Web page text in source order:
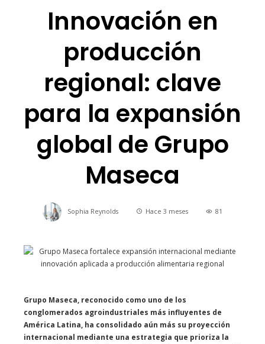
Innovación en
producción
regional: clave
para la expansión
global de Grupo
Maseca
Sophia Reynolds Hace 3 meses 81
Grupo Maseca, reconocido como uno de los
conglomerados agroindustriales más influyentes de
América Latina, ha consolidado aún más su proyección
internacional mediante una estrategia que prioriza la